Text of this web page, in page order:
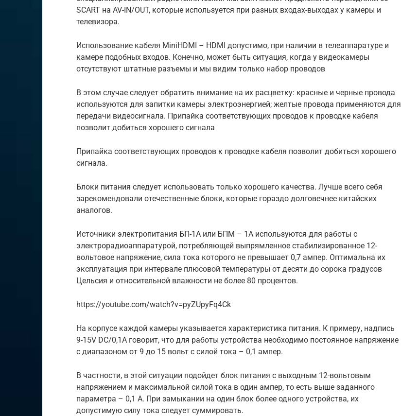
SCART на AV-IN/OUT, которые используется при разных входах-выходах у камеры и
телевизора.
Использование кабеля MiniHDMI – HDMI допустимо, при наличии в телеаппаратуре и
камере подобных входов. Конечно, может быть ситуация, когда у видеокамеры
отсутствуют штатные разъемы и мы видим только набор проводов
В этом случае следует обратить внимание на их расцветку: красные и черные провода
используются для запитки камеры электроэнергией; желтые провода применяются для
передачи видеосигнала. Припайка соответствующих проводов к проводке кабеля
позволит добиться хорошего сигнала
Припайка соответствующих проводов к проводке кабеля позволит добиться хорошего
сигнала.
Блоки питания следует использовать только хорошего качества. Лучше всего себя
зарекомендовали отечественные блоки, которые гораздо долговечнее китайских
аналогов.
Источники электропитания БП-1А или БПМ – 1А используются для работы с
электрорадиоаппаратурой, потребляющей выпрямленное стабилизированное 12-
вольтовое напряжение, сила тока которого не превышает 0,7 ампер. Оптимальна их
эксплуатация при интервале плюсовой температуры от десяти до сорока градусов
Цельсия и относительной влажности не более 80 процентов.
https://youtube.com/watch?v=pyZUpyFq4Ck
На корпусе каждой камеры указывается характеристика питания. К примеру, надпись
9-15V DC/0,1А говорит, что для работы устройства необходимо постоянное напряжение
с диапазоном от 9 до 15 вольт с силой тока – 0,1 ампер.
В частности, в этой ситуации подойдет блок питания с выходным 12-вольтовым
напряжением и максимальной силой тока в один ампер, то есть выше заданного
параметра – 0,1 А. При замыкании на один блок более одного устройства, их
допустимую силу тока следует суммировать.